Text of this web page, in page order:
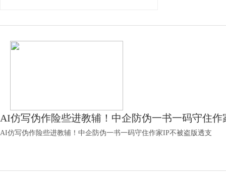
AI仿写伪作险些进教辅！中企防伪一书一码守住作
AI仿写伪作险些进教辅！中企防伪一书一码守住作家IP不被盗版透支